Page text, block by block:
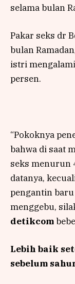
selama bulan
Pakar seks dr
bulan
istri
persen.
“Pokoknya
bahwa di saat
seks menurun
datanya,
pengantin
menggebu,
detikcom
Lebih baik
sebelum